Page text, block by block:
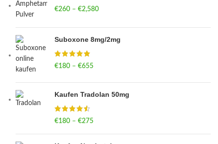
€260 – €2,580
Suboxone 8mg/2mg
€180 – €655
Kaufen Tradolan 50mg
€180 – €275